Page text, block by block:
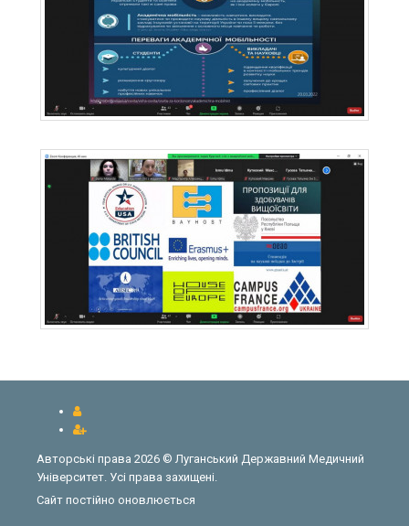
Авторські права 2026 © Луганський Державний Медичний
Університет. Усі права захищені.
Сайт постійно оновлюється